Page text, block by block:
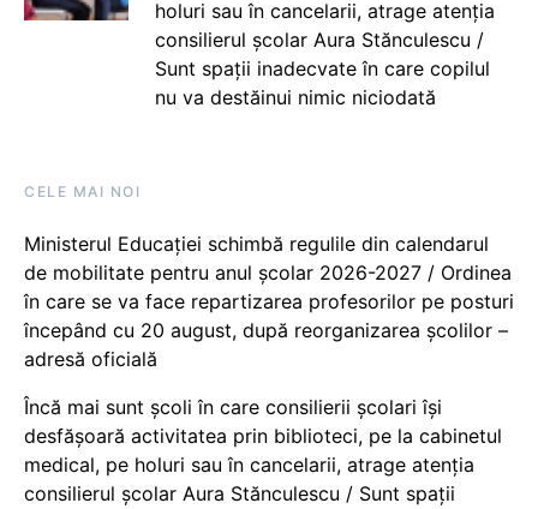
holuri sau în cancelarii, atrage atenția
consilierul școlar Aura Stănculescu /
Sunt spații inadecvate în care copilul
nu va destăinui nimic niciodată
CELE MAI NOI
Ministerul Educației schimbă regulile din calendarul
de mobilitate pentru anul școlar 2026-2027 / Ordinea
în care se va face repartizarea profesorilor pe posturi
începând cu 20 august, după reorganizarea școlilor –
adresă oficială
Încă mai sunt școli în care consilierii școlari își
desfășoară activitatea prin biblioteci, pe la cabinetul
medical, pe holuri sau în cancelarii, atrage atenția
consilierul școlar Aura Stănculescu / Sunt spații